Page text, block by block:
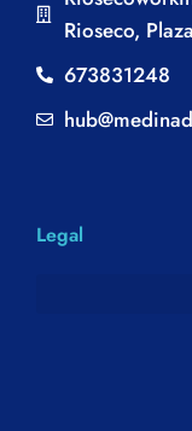
Rioseco,
673831248
Legal